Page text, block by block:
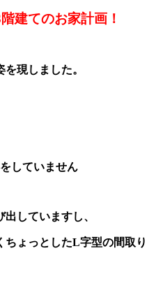
建てのお家計画！
現しました。
していません
していますし、
ちょっとしたL字型の間取り